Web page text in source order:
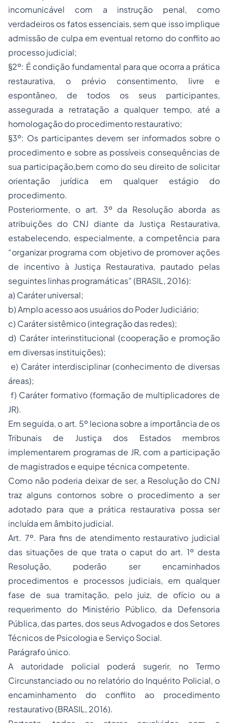
incomunicável com a instrução penal, como
verdadeiros os fatos essenciais, sem que isso implique
admissão de culpa em eventual retorno do conflito ao
processo judicial;
§2º: É condição fundamental para que ocorra a prática
restaurativa, o prévio consentimento, livre e
espontâneo, de todos os seus participantes,
assegurada a retratação a qualquer tempo, até a
homologação do procedimento restaurativo;
§3º: Os participantes devem ser informados sobre o
procedimento e sobre as possíveis consequências de
sua participação,bem como do seu direito de solicitar
orientação jurídica em qualquer estágio do
procedimento.
Posteriormente, o art. 3º da Resolução aborda as
atribuições do CNJ diante da Justiça Restaurativa,
estabelecendo, especialmente, a competência para
“organizar programa com objetivo de promover ações
de incentivo à Justiça Restaurativa, pautado pelas
seguintes linhas programáticas” (BRASIL, 2016):
a) Caráter universal;
b) Amplo acesso aos usuários do Poder Judiciário;
c) Caráter sistêmico (integração das redes);
d) Caráter interinstitucional (cooperação e promoção
em diversas instituições);
e) Caráter interdisciplinar (conhecimento de diversas
áreas);
f) Caráter formativo (formação de multiplicadores de
JR).
Em seguida, o art. 5º leciona sobre a importância de os
Tribunais de Justiça dos Estados membros
implementarem programas de JR, com a participação
de magistrados e equipe técnica competente.
Como não poderia deixar de ser, a Resolução do CNJ
traz alguns contornos sobre o procedimento a ser
adotado para que a prática restaurativa possa ser
incluída em âmbito judicial.
Art. 7º. Para fins de atendimento restaurativo judicial
das situações de que trata o caput do art. 1º desta
Resolução, poderão ser encaminhados
procedimentos e processos judiciais, em qualquer
fase de sua tramitação, pelo juiz, de ofício ou a
requerimento do Ministério Público, da Defensoria
Pública, das partes, dos seus Advogados e dos Setores
Técnicos de Psicologia e Serviço Social.
Parágrafo único.
A autoridade policial poderá sugerir, no Termo
Circunstanciado ou no relatório do Inquérito Policial, o
encaminhamento do conflito ao procedimento
restaurativo (BRASIL, 2016).